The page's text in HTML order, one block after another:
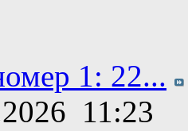
1: 22...
11:23